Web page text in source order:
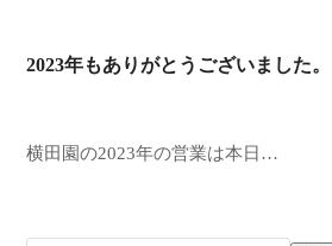
2023年もありがとうございました。
横田園の2023年の営業は本日…